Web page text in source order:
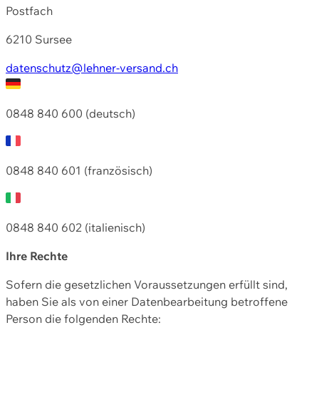
Postfach
6210 Sursee
datenschutz@lehner-versand.ch
0848 840 600 (deutsch)
0848 840 601 (französisch)
0848 840 602 (italienisch)
Ihre Rechte
Sofern die gesetzlichen Voraussetzungen erfüllt sind,
haben Sie als von einer Datenbearbeitung betroffene
Person die folgenden Rechte: